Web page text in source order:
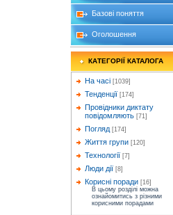
Базові поняття
Оголошення
КАТЕГОРІЇ КАТАЛОГА
На часі [1039]
Тенденції [174]
Провідники диктату
повідомляють [71]
Погляд [174]
Життя групи [120]
Технології [7]
Люди дії [8]
Корисні поради [16]
В цьому розділі можна
ознайомитись з різними
корисними порадами